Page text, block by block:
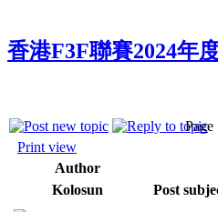
香港F3F聯賽2024年
Page
Print view
Author
Kolosun
Post